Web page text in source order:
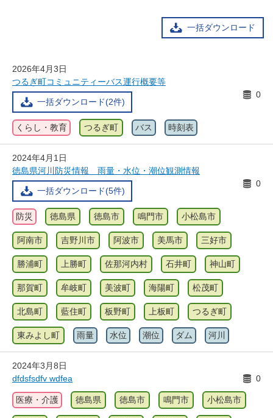
一括ダウンロード
2026年4月3日
つるぎ町コミュニティーバス運行概要等
一括ダウンロード(2件)
0
くらし・教育 つるぎ町 バス 時刻表
2024年4月1日
徳島県河川防災情報 雨量・水位・潮位観測情報
一括ダウンロード(5件)
0
防災 徳島県 徳島市 鳴門市 小松島市
阿南市 吉野川市 阿波市 美馬市 三好市
勝浦町 上勝町 佐那河内村 石井町 神山町
那賀町 牟岐町 美波町 海陽町 松茂町
北島町 藍住町 板野町 上板町 つるぎ町
東みよし町 雨量 水位 潮位 ダム 河川
2024年3月8日
dfdsfsdfv wdfea
0
医療・介護 徳島県 徳島市 鳴門市 小松島市